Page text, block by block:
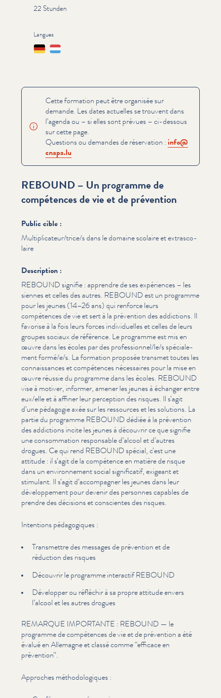
22 Stunden
Langues
DeutschLëtzebuergesch
Cette formation peut être organisée sur
demande. Les dates actuelles se trouvent dans
l’agenda ou – si elles sont prévues – ci-dessous
sur cette page.
Questions ou demandes de réservation : info@​
cnapa.​lu
REBOUND – Un programme de
compétences de vie et de prévention
Public cible :
Multiplicateur/​trice/​s dans le domaine scolaire et extrasco­
laire
Description :
REBOUND signifie : apprendre de ses expériences – les
siennes et celles des autres. REBOUND est un programme
pour les jeunes (14–26 ans) qui renforce leurs
compétences de vie et sert à la prévention des addictions. Il
favorise à la fois leurs forces indi­vidu­elles et celles de leurs
groupes sociaux de référence. Le programme est mis en
œuvre dans les écoles par des professionnel/​le/​s spé­ciale­
ment formé/​e/​s. La formation proposée transmet toutes les
con­nais­sances et compétences nécessaires pour la mise en
œuvre réussie du programme dans les écoles. REBOUND
vise à motiver, informer, amener les jeunes à échanger entre
eux/​elle et à affiner leur perception des risques. Il s’agit
d’une pédagogie axée sur les ressources et les solutions. La
partie du programme REBOUND dédiée à la prévention
des addictions incite les jeunes à découvrir ce que signifie
une con­som­ma­tion responsable d’alcool et d’autres
drogues. Ce qui rend REBOUND spécial, c’est une
attitude : il s’agit de la compétence en matière de risque
dans un envi­ron­nement social sig­ni­fi­catif, exigeant et
stimulant. Il s’agit d’ac­com­pa­g­n­er les jeunes dans leur
développe­ment pour devenir des personnes capables de
prendre des décisions et conscientes des risques.
Intentions péd­a­gogiques :
Transmettre des messages de prévention et de
réduction des risques
Découvrir le programme interactif REBOUND
Développer ou réfléchir à sa propre attitude envers
l’alcool et les autres drogues
REMARQUE IMPORTANTE : REBOUND — le
programme de compétences de vie et de prévention a été
évalué en Allemagne et classé comme“efficace en
prévention”.
Approches méthodologiques :